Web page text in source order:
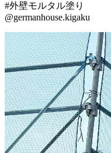
#外壁モルタル塗り
@germanhouse.kigaku